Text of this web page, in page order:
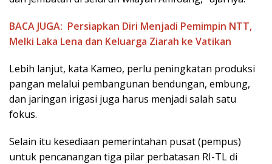
BACA JUGA: Persiapkan Diri Menjadi Pemimpin NTT,
Melki Laka Lena dan Keluarga Ziarah ke Vatikan
Lebih lanjut, kata Kameo, perlu peningkatan produksi
pangan melalui pembangunan bendungan, embung,
dan jaringan irigasi juga harus menjadi salah satu
fokus.
Selain itu kesediaan pemerintahan pusat (pempus)
untuk pencanangan tiga pilar perbatasan RI-TL di